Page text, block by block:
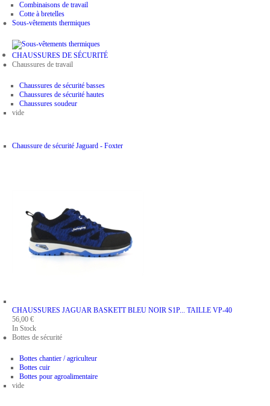
Combinaisons de travail
Cotte à bretelles
Sous-vêtements thermiques
CHAUSSURES DE SÉCURITÉ
Chaussures de travail
Chaussures de sécurité basses
Chaussures de sécurité hautes
Chaussures soudeur
vide
Chaussure de sécurité Jaguard - Foxter
CHAUSSURES JAGUAR BASKETT BLEU NOIR S1P... TAILLE VP-40
56,00 €
In Stock
Bottes de sécurité
Bottes chantier / agriculteur
Bottes cuir
Bottes pour agroalimentaire
vide